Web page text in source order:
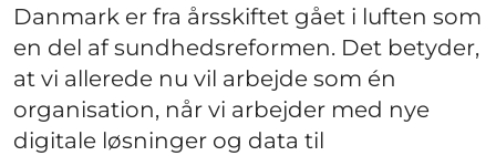
Danmark er fra årsskiftet gået i luften som
en del af sundhedsreformen. Det betyder,
at vi allerede nu vil arbejde som én
organisation, når vi arbejder med nye
digitale løsninger og data til